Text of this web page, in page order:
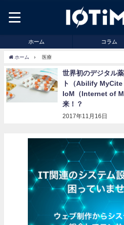
ホーム コラム
ホーム 医療
世界初のデジタル
ト（Abilify
IoM（Internet of
来！？
2017年11月16日